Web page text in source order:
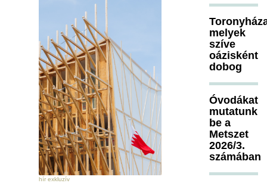
hír exkluzív
melyek
szíve
oázisként
dobog
Óvodákat
mutatunk
be a
Metszet
2026/3.
számában